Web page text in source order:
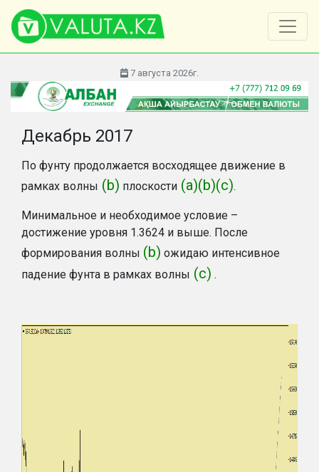
7 августа 2026г.
Декабрь 2017
По фунту продолжается восходящее движение в
рамках волны (b) плоскости (a)(b)(c).
Минимальное и необходимое условие –
достижение уровня 1.3624 и выше. После
формирования волны (b) ожидаю интенсивное
падение фунта в рамках волны (c) .